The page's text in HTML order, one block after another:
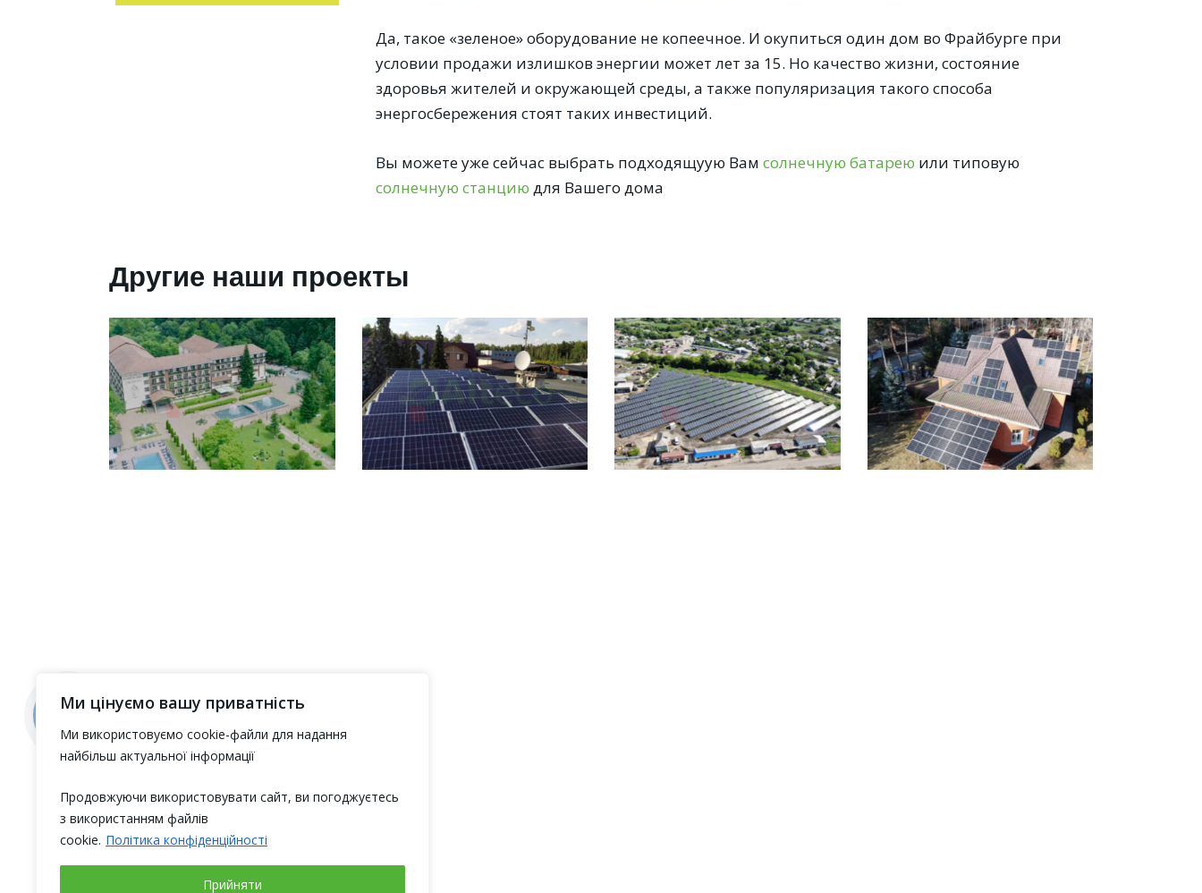
Ми цінуємо вашу приватність
Ми використовуємо cookie-файли для надання
найбільш актуальної інформації
Продовжуючи використовувати сайт, ви погоджуєтесь
з використанням файлів
cookie. Політика конфіденційності
Прийняти
Да, такое «зеленое» оборудование не копеечное. И окупиться один дом во Фрайбурге при
условии продажи излишков энергии может лет за 15. Но качество жизни, состояние
здоровья жителей и окружающей среды, а также популяризация такого способа
энергосбережения стоят таких инвестиций.
Вы можете уже сейчас выбрать подходящуую Вамсолнечную батарею или типовую
солнечную станцию для Вашего дома
Другие наши проекты